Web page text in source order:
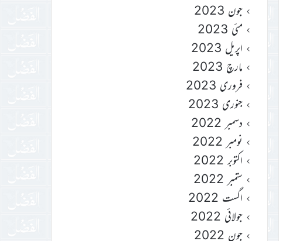
جون 2023
مئی 2023
اپریل 2023
مارچ 2023
فروری 2023
جنوری 2023
دسمبر 2022
نومبر 2022
اکتوبر 2022
ستمبر 2022
اگست 2022
جولائی 2022
جون 2022